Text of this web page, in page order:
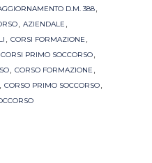
D.M. 388,
, AZIENDALE ,
, CORSI FORMAZIONE ,
CORSI PRIMO SOCCORSO,
, CORSO FORMAZIONE ,
, CORSO PRIMO SOCCORSO,